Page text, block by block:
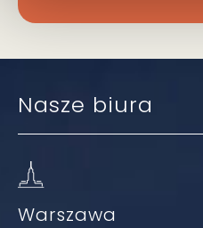
Nasze biura
Warszawa